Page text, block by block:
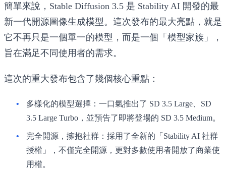
簡單來說，Stable Diffusion 3.5 是 Stability AI 開發的最
新一代開源圖像生成模型。這次發布的最大亮點，就是
它不再只是一個單一的模型，而是一個「模型家族」，
旨在滿足不同使用者的需求。
這次的重大發布包含了幾個核心重點：
多樣化的模型選擇 ：一口氣推出了 SD 3.5 Large、SD
3.5 Large Turbo，並預告了即將登場的 SD 3.5 Medium。
完全開源，擁抱社群 ：採用了全新的「Stability AI 社群
授權」，不僅完全開源，更對多數使用者開放了商業使
用權。